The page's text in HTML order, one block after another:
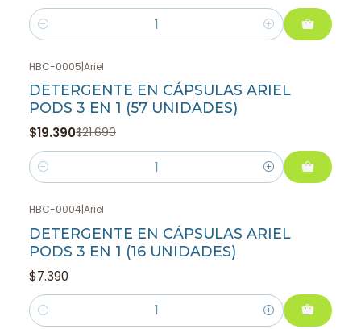
Cantidad
-11%OFF
HBC-0005|Ariel
DETERGENTE EN CÁPSULAS ARIEL
PODS 3 EN 1 (57 UNIDADES)
$19.390$21.690
Cantidad
HBC-0004|Ariel
DETERGENTE EN CÁPSULAS ARIEL
PODS 3 EN 1 (16 UNIDADES)
$7.390
Cantidad